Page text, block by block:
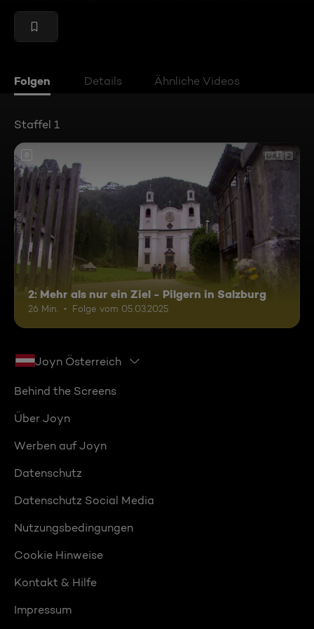
Folgen Details Ähnliche Videos
Staffel 1
0
2: Mehr als nur ein Ziel - Pilgern in Salzburg
26 Min. Folge vom 05.03.2025
Joyn Österreich
Behind the Screens
Über Joyn
Werben auf Joyn
Datenschutz
Datenschutz Social Media
Nutzungsbedingungen
Cookie Hinweise
Kontakt & Hilfe
Impressum